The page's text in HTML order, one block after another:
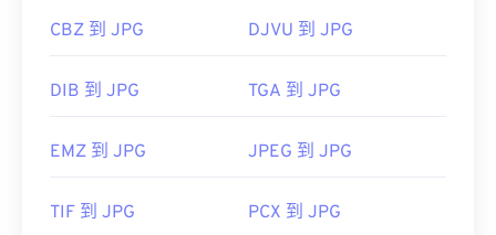
CBZ 到 JPG DJVU 到 JPG
DIB 到 JPG TGA 到 JPG
EMZ 到 JPG JPEG 到 JPG
TIF 到 JPG PCX 到 JPG